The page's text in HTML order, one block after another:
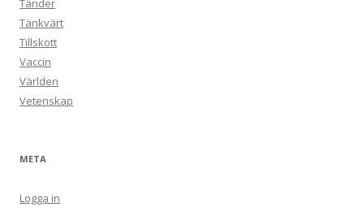
Tänder
Tänkvärt
Tillskott
Vaccin
Världen
Vetenskap
META
Logga in